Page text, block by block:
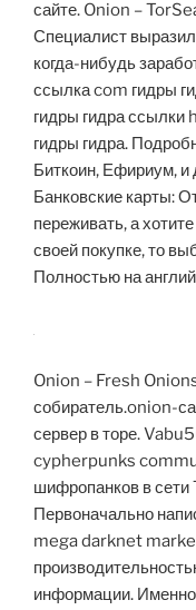
сайте. Onion –
Специалист
когда-нибудь
ссылка com гидры
гидры гидра ссылки
гидры гидра.
Биткоин, Ефириум, и
Банковские карты:
переживать, а
своей покупке, то
Полностью на
Onion – Fresh
собиратель.onion-
сервер в торе.
cypherpunks
шифропанков в сети
Первоначально
mega darknet
информации.